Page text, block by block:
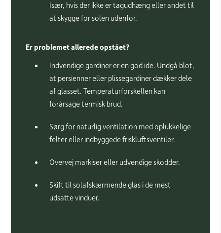
Især, hvis der ikke er tagudhæng eller andet til
at skygge for solen udenfor.
Er problemet allerede opstået?
Indvendige gardiner er en god ide. Undgå blot,
at persienner eller plissegardiner dækker dele
af glasset. Temperaturforskellen kan
forårsage termisk brud.
Sørg for naturlig ventilation med oplukkelige
felter eller indbyggede friskluftsventiler.
Overvej markiser eller udvendige skodder.
Skift til solafskærmende glas i de mest
udsatte vinduer.